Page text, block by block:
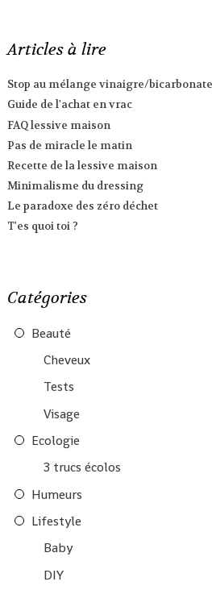
Articles à lire
Stop au mélange vinaigre/bicarbonate
Guide de l'achat en vrac
FAQ lessive maison
Pas de miracle le matin
Recette de la lessive maison
Minimalisme du dressing
Le paradoxe des zéro déchet
T'es quoi toi ?
Catégories
Beauté
Cheveux
Tests
Visage
Ecologie
3 trucs écolos
Humeurs
Lifestyle
Baby
DIY